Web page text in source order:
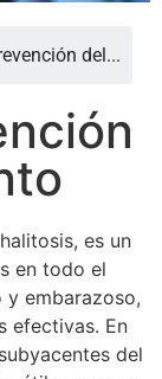
del...
es un
en todo el
y embarazoso,
efectivas. En
subyacentes del